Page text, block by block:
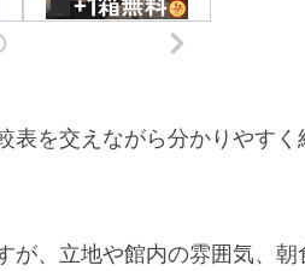
表を交えながら分かりやす
が、立地や館内の雰囲気、